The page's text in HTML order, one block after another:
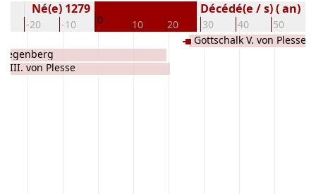
-20 -10 0 10 20 30 40 50
Né(e) 1279 Décédé(e / s) ( an)
III. von Plesse
Gottschalk V. von Plesse